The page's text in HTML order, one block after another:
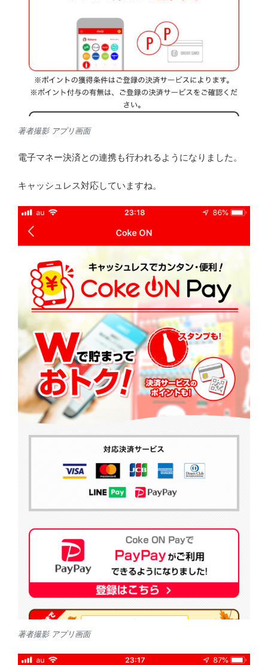
著者撮影 アプリ画面
電子マネー決済との連携も行われるようになりました。
キャッシュレス対応していますね。
著者撮影 アプリ画面